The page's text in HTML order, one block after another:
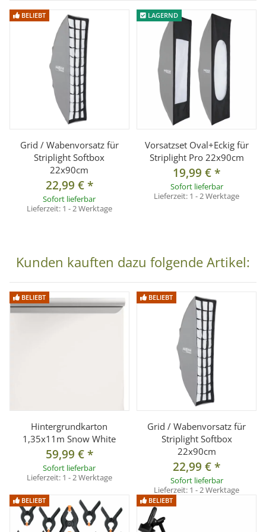
Studioblitzleuchten
- Mettle MT-D Serie Studioblitzleuchten
- Mettle K Serie Studioblitzleuchten
- Walimex VC/VE/VT/K Serie Studioblitzleuchten
- Helios X,P,C,E und S Serie Studioblitzleuchten
- Aurora Fusion/Genesis
- für alle Blitzgeräte mit Bowens kompatiblen Anschluss
Lieferumfang:
1x Striplight Softbox PRO 22x90 cm
1x Innendiffusor
1x Außendiffusor
*Bitte beachten Sie, dass der auf dem Foto abgebildete
Blitz, Stativ und das Softboxgrid nicht zum Lieferumfang
gehört und separat bestellt werden muss.
BELIEBT
Grid / Wabenvorsatz für
Striplight Softbox
22x90cm
22,99 €*
Sofort lieferbar
Lieferzeit: 1 - 2 Werktage
LAGERND
Vorsatzset Oval+Eckig für
Striplight Pro 22x90cm
19,99 €*
Sofort lieferbar
Lieferzeit: 1 - 2 Werktage
Kunden kauften dazu folgende Artikel:
BELIEBT
Hintergrundkarton
1,35x11m Snow White
59,99 €*
Sofort lieferbar
Lieferzeit: 1 - 2 Werktage
BELIEBT
Grid / Wabenvorsatz für
Striplight Softbox
22x90cm
22,99 €*
Sofort lieferbar
Lieferzeit: 1 - 2 Werktage
BELIEBT BELIEBT